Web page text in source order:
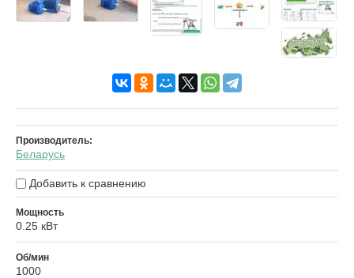
Производитель:
Беларусь
Добавить к сравнению
Мощность
0.25 кВт
Об/мин
1000